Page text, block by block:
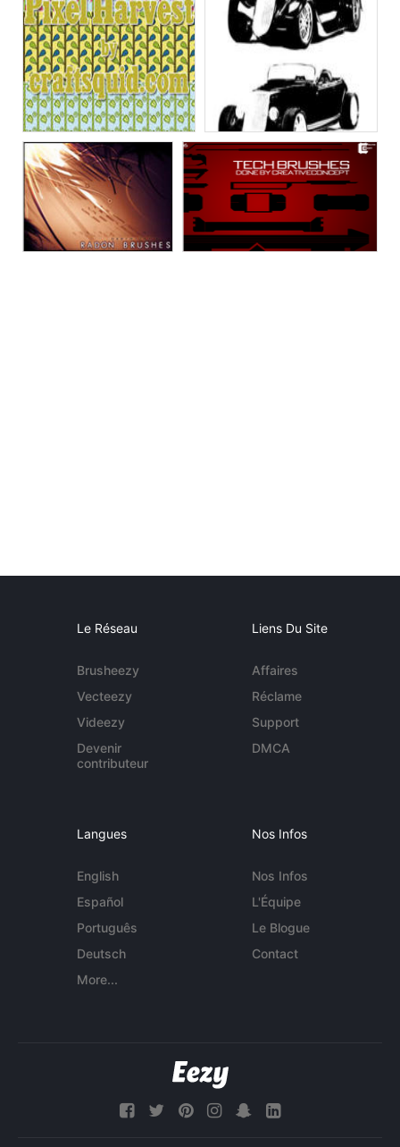
Le Réseau
Brusheezy
Vecteezy
Videezy
Devenir
contributeur
Liens Du Site
Affaires
Réclame
Support
DMCA
Langues
English
Español
Português
Deutsch
More...
Nos Infos
Nos Infos
L'Équipe
Le Blogue
Contact